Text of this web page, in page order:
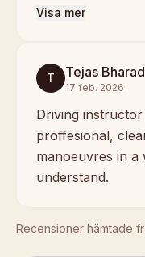
Visa mer
T Tejas
17 feb. 2026
Driving
proffesional,
manoeuvres in a
understand.
Recensioner hämtade